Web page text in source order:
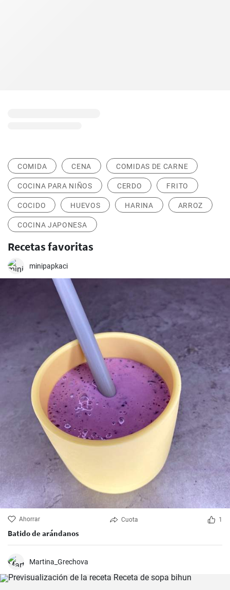
COMIDA CENA COMIDAS DE CARNE
COCINA PARA NIÑOS CERDO FRITO
COCIDO HUEVOS HARINA ARROZ
COCINA JAPONESA
Recetas favoritas
minipapkaci
Ahorrar Cuota 1
Batido de arándanos
Martina_Grechova